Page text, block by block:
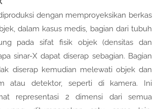
dengan memproyeksikan berkas
dalam kasus medis, bagian dari tubuh
pada sifat fisik objek (densitas dan
sinar-X dapat diserap sebagian. Bagian
diserap kemudian melewati objek dan
atau detektor, seperti di kamera. Ini
representasi 2 dimensi dari semua